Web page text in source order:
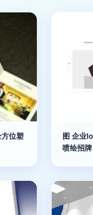
位塑
图 企业
喷绘招牌